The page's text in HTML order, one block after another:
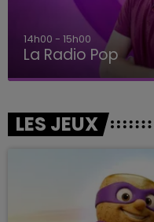
14h00 - 15h00
La Radio Pop
LES JEUX